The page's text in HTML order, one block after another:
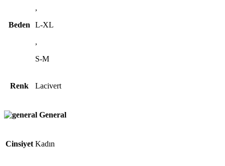
Beden
,
L-XL
,
S-M
Renk Lacivert
General
Cinsiyet Kadın